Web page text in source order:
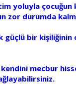
yoluyla
zor durumda
bir kişiliğinin
mecbur